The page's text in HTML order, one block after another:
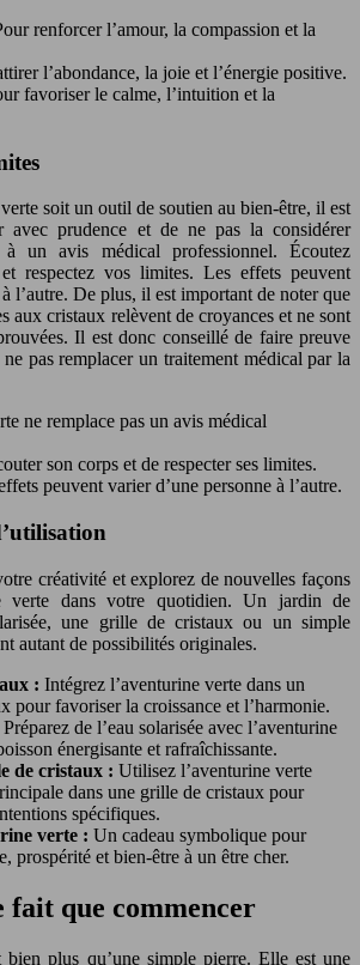
renforcer l’amour, la compassion et la
l’abondance, la joie et l’énergie positive.
favoriser le calme, l’intuition et la
soit un outil de soutien au bien-être, il est
avec prudence et de ne pas la considérer
un avis médical professionnel. Écoutez
respectez vos limites. Les effets peuvent
l’autre. De plus, il est important de noter que
aux cristaux relèvent de croyances et ne sont
Il est donc conseillé de faire preuve
pas remplacer un traitement médical par la
ne remplace pas un avis médical
son corps et de respecter ses limites.
peuvent varier d’une personne à l’autre.
créativité et explorez de nouvelles façons
verte dans votre quotidien. Un jardin de
une grille de cristaux ou un simple
autant de possibilités originales.
: Intégrez l’aventurine verte dans un
pour favoriser la croissance et l’harmonie.
Préparez de l’eau solarisée avec l’aventurine
énergisante et rafraîchissante.
de cristaux : Utilisez l’aventurine verte
dans une grille de cristaux pour
spécifiques.
verte : Un cadeau symbolique pour
prospérité et bien-être à un être cher.
fait que commencer
bien plus qu’une simple pierre. Elle est une